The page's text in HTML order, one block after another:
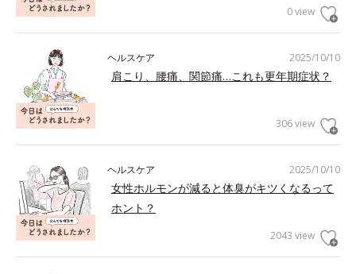
0 view
2025/10/10
ヘルスケア
肩こり、腰痛、関節痛…これも更年期症状？
306 view
2025/10/10
ヘルスケア
女性ホルモンが減ると体臭がキツくなるって
ホント？
2043 view